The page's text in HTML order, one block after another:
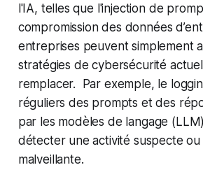
l'IA, telles que l'injection de
compromission des données
entreprises peuvent simplement
stratégies de cybersécurité
remplacer. Par exemple, le
réguliers des prompts et des
par les modèles de langage
détecter une activité suspecte ou
malveillante.